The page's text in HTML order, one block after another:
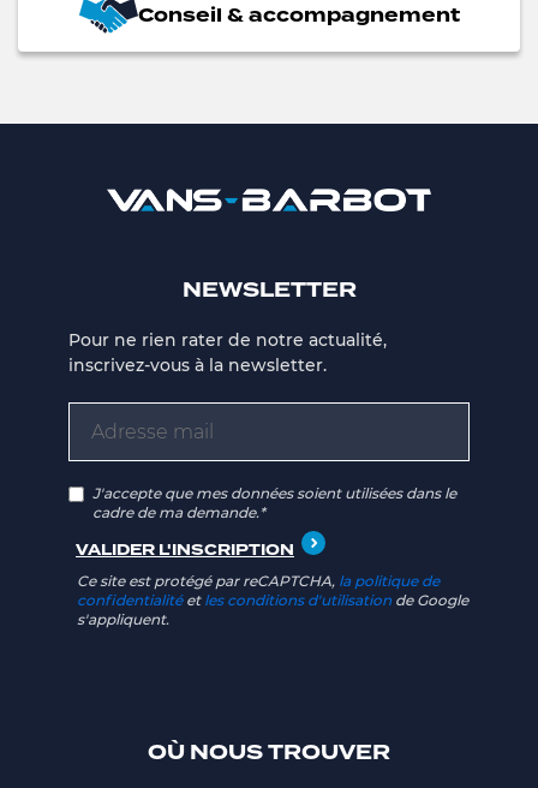
Conseil & accompagnement
OÙ NOUS TROUVER
NEWSLETTER
Pour ne rien rater de notre actualité,
inscrivez-vous à la newsletter.
J'accepte que mes données soient utilisées dans le
cadre de ma demande.*
Ce site est protégé par reCAPTCHA, la politique de
confidentialitéet les conditions d'utilisation de Google
s'appliquent.